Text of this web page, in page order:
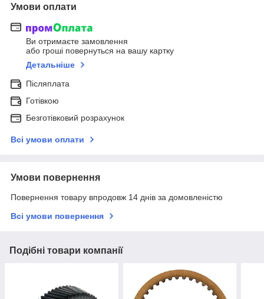
Умови оплати
Ви отримаєте замовлення
або гроші повернуться на вашу картку
Детальніше
Післяплата
Готівкою
Безготівковий розрахунок
Всі умови оплати
Умови повернення
Повернення товару впродовж 14 днів за домовленістю
Всі умови повернення
Подібні товари компанії